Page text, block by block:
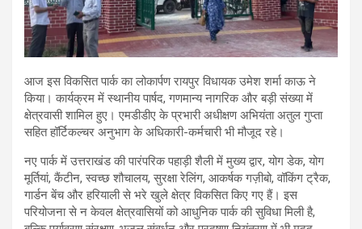
आज इस विकसित पार्क का लोकार्पण रायपुर विधायक उमेश शर्मा काऊ ने
किया। कार्यक्रम में स्थानीय पार्षद, गणमान्य नागरिक और बड़ी संख्या में
क्षेत्रवासी शामिल हुए। एमडीडीए के प्रभारी अधीक्षण अभियंता अतुल गुप्ता
सहित हॉर्टिकल्चर अनुभाग के अधिकारी-कर्मचारी भी मौजूद रहे।
नए पार्क में उत्तराखंड की पारंपरिक पहाड़ी शैली में मुख्य द्वार, योग डेक, योग
मूर्तियां, कैंटीन, स्वच्छ शौचालय, सुरक्षा रेलिंग, आकर्षक गज़ीबो, वॉकिंग ट्रैक,
गार्डन बेंच और हरियाली से भरे खुले क्षेत्र विकसित किए गए हैं। इस
परियोजना से न केवल क्षेत्रवासियों को आधुनिक पार्क की सुविधा मिली है,